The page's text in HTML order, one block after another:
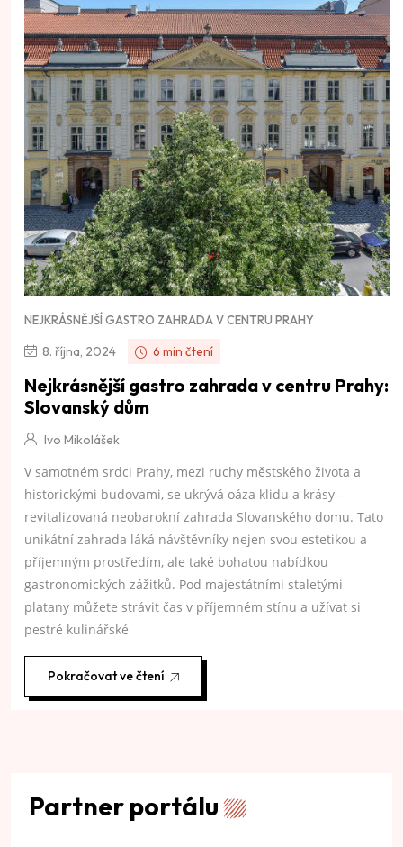
NEJKRÁSNĚJŠÍ GASTRO ZAHRADA V CENTRU PRAHY
8. října, 2024 6 min čtení
Nejkrásnější gastro zahrada v centru Prahy:
Slovanský dům
Ivo Mikolášek
V samotném srdci Prahy, mezi ruchy městského života a
historickými budovami, se ukrývá oáza klidu a krásy –
revitalizovaná neobarokní zahrada Slovanského domu. Tato
unikátní zahrada láká návštěvníky nejen svou estetikou a
příjemným prostředím, ale také bohatou nabídkou
gastronomických zážitků. Pod majestátními staletými
platany můžete strávit čas v příjemném stínu a užívat si
pestré kulinářské
Pokračovat ve čtení
Partner portálu